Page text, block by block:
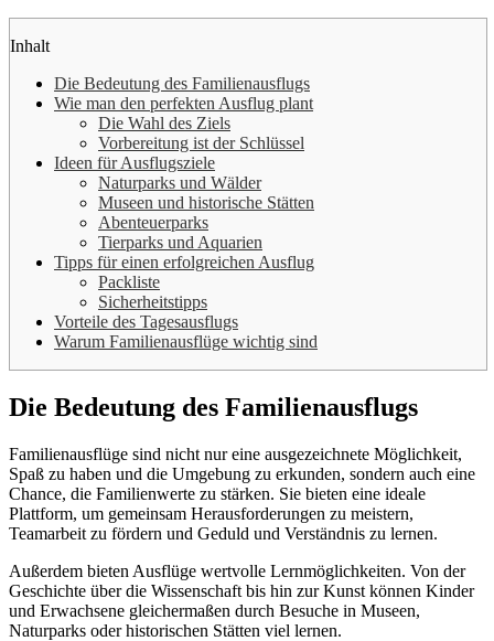
Inhalt
Die Bedeutung des Familienausflugs
Wie man den perfekten Ausflug plant
Die Wahl des Ziels
Vorbereitung ist der Schlüssel
Ideen für Ausflugsziele
Naturparks und Wälder
Museen und historische Stätten
Abenteuerparks
Tierparks und Aquarien
Tipps für einen erfolgreichen Ausflug
Packliste
Sicherheitstipps
Vorteile des Tagesausflugs
Warum Familienausflüge wichtig sind
Die Bedeutung des Familienausflugs
Familienausflüge sind nicht nur eine ausgezeichnete Möglichkeit,
Spaß zu haben und die Umgebung zu erkunden, sondern auch eine
Chance, die Familienwerte zu stärken. Sie bieten eine ideale
Plattform, um gemeinsam Herausforderungen zu meistern,
Teamarbeit zu fördern und Geduld und Verständnis zu lernen.
Außerdem bieten Ausflüge wertvolle Lernmöglichkeiten. Von der
Geschichte über die Wissenschaft bis hin zur Kunst können Kinder
und Erwachsene gleichermaßen durch Besuche in Museen,
Naturparks oder historischen Stätten viel lernen.